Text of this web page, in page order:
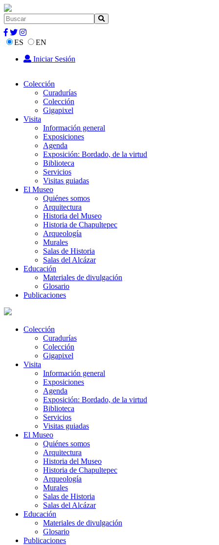
ES
EN
Iniciar Sesión
Colección
Curadurías
Colección
Gigapixel
Visita
Información general
Exposiciones
Agenda
Exposición: Bordado, de la virtud
Biblioteca
Servicios
Visitas guiadas
El Museo
Quiénes somos
Arquitectura
Historia del Museo
Historia de Chapultepec
Arqueología
Murales
Salas de Historia
Salas del Alcázar
Educación
Materiales de divulgación
Glosario
Publicaciones
Colección
Curadurías
Colección
Gigapixel
Visita
Información general
Exposiciones
Agenda
Exposición: Bordado, de la virtud
Biblioteca
Servicios
Visitas guiadas
El Museo
Quiénes somos
Arquitectura
Historia del Museo
Historia de Chapultepec
Arqueología
Murales
Salas de Historia
Salas del Alcázar
Educación
Materiales de divulgación
Glosario
Publicaciones